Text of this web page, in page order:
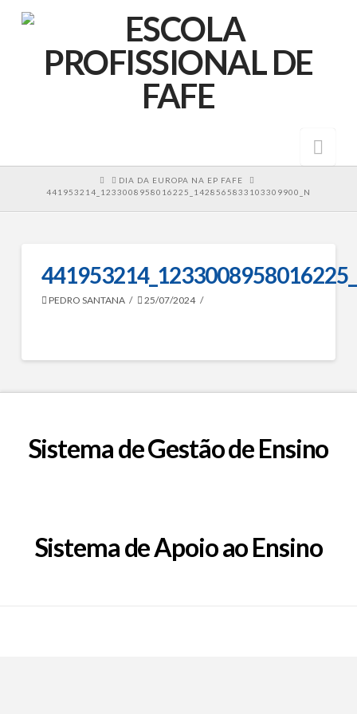
HOMEDIA DA EUROPA NA EP FAFE
441953214_1233008958016225_1428565833103309900_N
PEDRO SANTANA 25/07/2024
Sistema de Gestão de Ensino
Sistema de Apoio ao Ensino